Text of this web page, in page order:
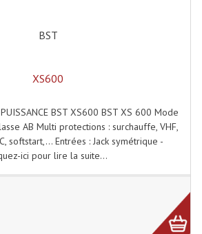
BST
XS600
PUISSANCE BST XS600 BST XS 600 Mode
AB Multi protections : surchauffe, VHF,
softstart,... Entrées : Jack symétrique -
ici pour lire la suite...